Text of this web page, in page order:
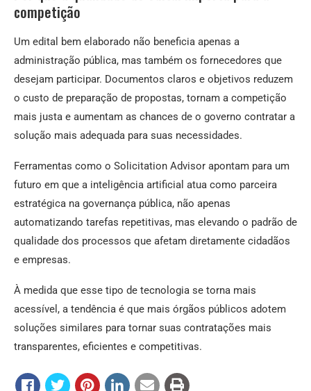
competição
Um edital bem elaborado não beneficia apenas a
administração pública, mas também os fornecedores que
desejam participar. Documentos claros e objetivos reduzem
o custo de preparação de propostas, tornam a competição
mais justa e aumentam as chances de o governo contratar a
solução mais adequada para suas necessidades.
Ferramentas como o Solicitation Advisor apontam para um
futuro em que a inteligência artificial atua como parceira
estratégica na governança pública, não apenas
automatizando tarefas repetitivas, mas elevando o padrão de
qualidade dos processos que afetam diretamente cidadãos
e empresas.
À medida que esse tipo de tecnologia se torna mais
acessível, a tendência é que mais órgãos públicos adotem
soluções similares para tornar suas contratações mais
transparentes, eficientes e competitivas.